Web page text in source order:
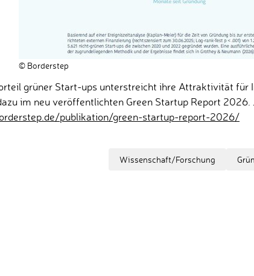
© Borderstep
grüner Start-ups unterstreicht ihre Attraktivität für
im neu veröffentlichten Green Startup Report 2026.
publikation/green-startup-report-2026/
Wissenschaft/Forschung